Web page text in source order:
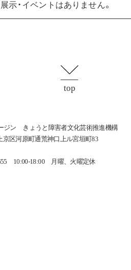
示・イベントはありません。
top
ジン きょうと障害者文化芸術推進機構
京区河原町通荒神口上ル宮垣町83
10:00-18:00 月曜、火曜定休